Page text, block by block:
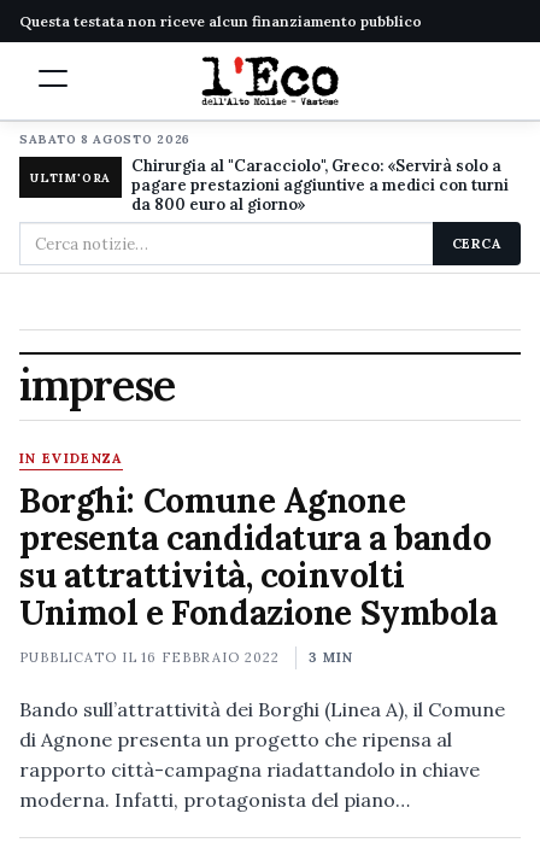
Questa testata non riceve alcun finanziamento pubblico
SABATO 8 AGOSTO 2026
ULTIM'ORA
Chirurgia al "Caracciolo", Greco: «Servirà solo a
pagare prestazioni aggiuntive a medici con turni
da 800 euro al giorno»
Cerca
nel
CERCA
imprese
IN EVIDENZA
Borghi: Comune Agnone
presenta candidatura a bando
su attrattività, coinvolti
Unimol e Fondazione Symbola
PUBBLICATO IL16 FEBBRAIO 2022 3 MIN
Bando sull’attrattività dei Borghi (Linea A), il Comune
di Agnone presenta un progetto che ripensa al
rapporto città-campagna riadattandolo in chiave
moderna. Infatti, protagonista del piano…